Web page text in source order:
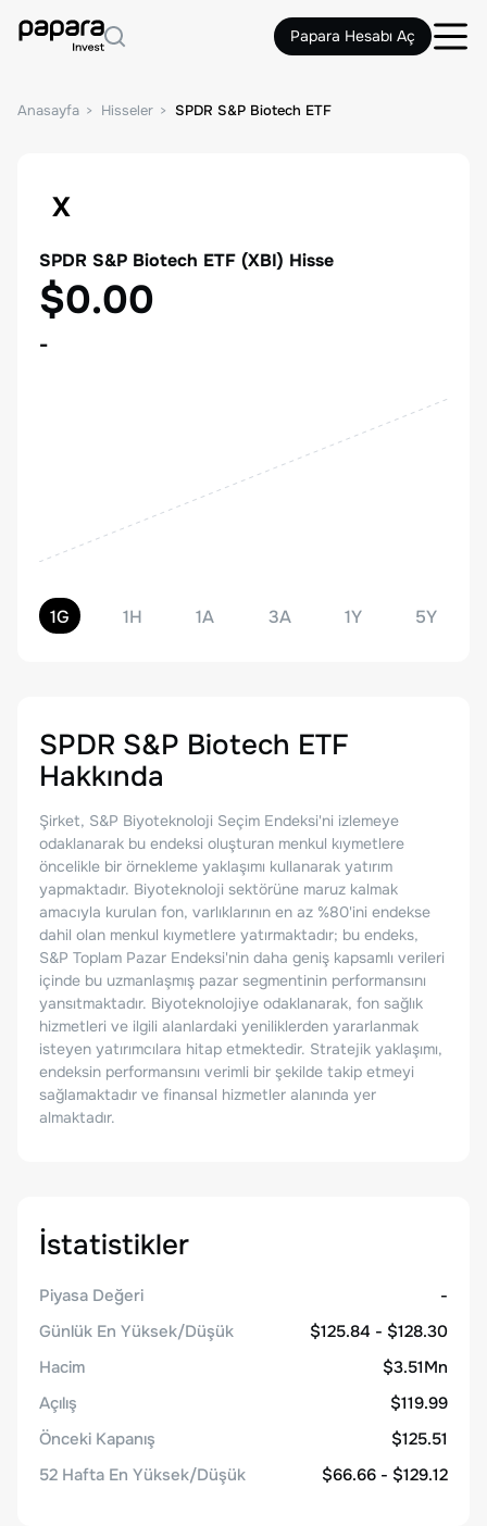
Papara Hesabı Aç
Anasayfa Hisseler SPDR S&P Biotech ETF
X
SPDR S&P Biotech ETF (XBI) Hisse
$0.00
-
1G 1H 1A 3A 1Y 5Y
SPDR S&P Biotech ETF
Hakkında
Şirket, S&P Biyoteknoloji Seçim Endeksi'ni izlemeye
odaklanarak bu endeksi oluşturan menkul kıymetlere
öncelikle bir örnekleme yaklaşımı kullanarak yatırım
yapmaktadır. Biyoteknoloji sektörüne maruz kalmak
amacıyla kurulan fon, varlıklarının en az %80'ini endekse
dahil olan menkul kıymetlere yatırmaktadır; bu endeks,
S&P Toplam Pazar Endeksi'nin daha geniş kapsamlı verileri
içinde bu uzmanlaşmış pazar segmentinin performansını
yansıtmaktadır. Biyoteknolojiye odaklanarak, fon sağlık
hizmetleri ve ilgili alanlardaki yeniliklerden yararlanmak
isteyen yatırımcılara hitap etmektedir. Stratejik yaklaşımı,
endeksin performansını verimli bir şekilde takip etmeyi
sağlamaktadır ve finansal hizmetler alanında yer
almaktadır.
İstatistikler
Piyasa Değeri
-
Günlük En Yüksek/Düşük
$125.84 - $128.30
Hacim
$3.51Mn
Açılış
$119.99
Önceki Kapanış
$125.51
52 Hafta En Yüksek/Düşük
$66.66 - $129.12